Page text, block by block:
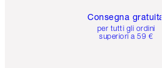
Consegna gratuita
per tutti gli ordini
superiori a 59 €